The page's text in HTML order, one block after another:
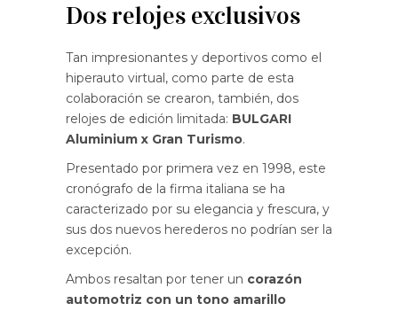
Dos relojes exclusivos
Tan impresionantes y deportivos como el
hiperauto virtual, como parte de esta
colaboración se crearon, también, dos
relojes de edición limitada: BULGARI
Aluminium x Gran Turismo.
Presentado por primera vez en 1998, este
cronógrafo de la firma italiana se ha
caracterizado por su elegancia y frescura, y
sus dos nuevos herederos no podrían ser la
excepción.
Ambos resaltan por tener un corazón
automotriz con un tono amarillo